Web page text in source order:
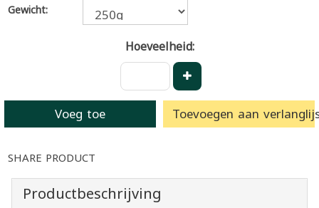
Gewicht:
Hoeveelheid:
Voeg toe Toevoegen aan
SHARE PRODUCT
Productbeschrijving